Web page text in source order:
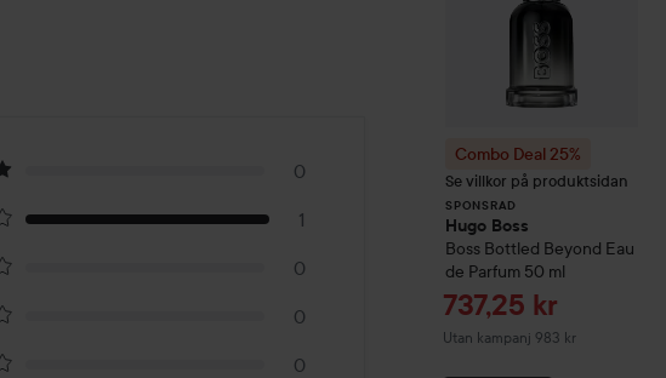
0
1
0
0
0
Combo Deal 25%
Se villkor på produktsidan
SPONSRAD
Hugo Boss
Boss Bottled Beyond Eau
de Parfum 50 ml
Reapris
737,25 kr
Utan kampanj 983 kr